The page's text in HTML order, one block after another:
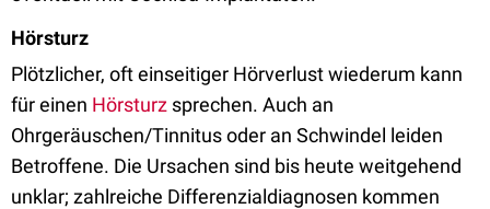
Hörsturz
Plötzlicher, oft einseitiger Hörverlust wiederum kann
für einen Hörsturz sprechen. Auch an
Ohrgeräuschen/Tinnitus oder an Schwindel leiden
Betroffene. Die Ursachen sind bis heute weitgehend
unklar; zahlreiche Differenzialdiagnosen kommen